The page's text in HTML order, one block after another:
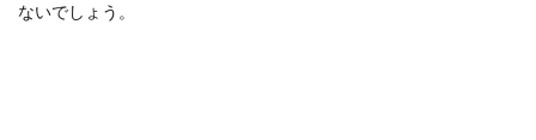
ないでしょう。